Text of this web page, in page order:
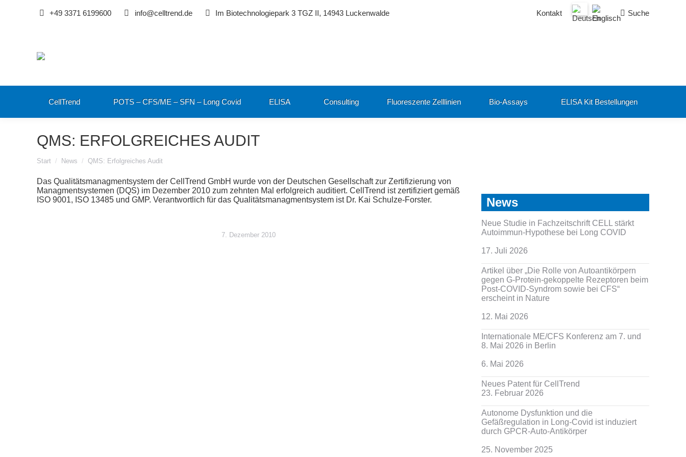
+49 3371 6199600 info@celltrend.de Im Biotechnologiepark 3 TGZ II, 14943 Luckenwalde Kontakt Search:
Suche
CellTrend POTS – CFS/ME – SFN – Long Covid ELISA Consulting Fluoreszente Zelllinien Bio-Assays ELISA Kit Bestellungen
QMS: ERFOLGREICHES AUDIT
Start News QMS: Erfolgreiches Audit
Das Qualitätsmanagmentsystem der CellTrend GmbH wurde von der Deutschen Gesellschaft zur Zertifizierung von
Managmentsystemen (DQS) im Dezember 2010 zum zehnten Mal erfolgreich auditiert. CellTrend ist zertifiziert gemäß
ISO 9001, ISO 13485 und GMP. Verantwortlich für das Qualitätsmanagmentsystem ist Dr. Kai Schulze-Forster.
7. Dezember 2010
News
Neue Studie in Fachzeitschrift CELL stärkt
Autoimmun-Hypothese bei Long COVID
17. Juli 2026
Artikel über „Die Rolle von Autoantikörpern
gegen G-Protein-gekoppelte Rezeptoren beim
Post-COVID-Syndrom sowie bei CFS“
erscheint in Nature
12. Mai 2026
Internationale ME/CFS Konferenz am 7. und
8. Mai 2026 in Berlin
6. Mai 2026
Neues Patent für CellTrend
23. Februar 2026
Autonome Dysfunktion und die
Gefäßregulation in Long-Covid ist induziert
durch GPCR-Auto-Antikörper
25. November 2025